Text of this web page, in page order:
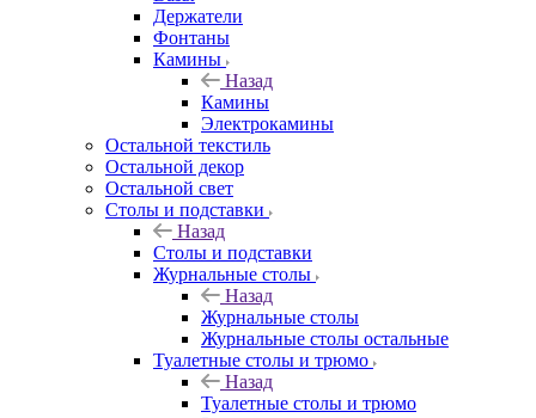
Держатели
Фонтаны
Камины
Назад
Камины
Электрокамины
Остальной текстиль
Остальной декор
Остальной свет
Столы и подставки
Назад
Столы и подставки
Журнальные столы
Назад
Журнальные столы
Журнальные столы остальные
Туалетные столы и трюмо
Назад
Туалетные столы и трюмо